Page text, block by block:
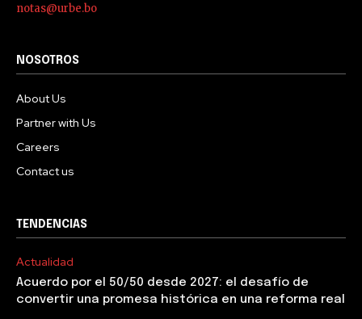
notas@urbe.bo
NOSOTROS
About Us
Partner with Us
Careers
Contact us
TENDENCIAS
Actualidad
Acuerdo por el 50/50 desde 2027: el desafío de
convertir una promesa histórica en una reforma real